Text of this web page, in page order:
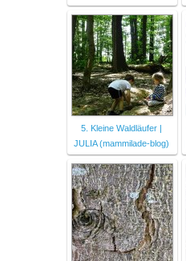
5. Kleine Waldläufer |
JULIA (mammilade-blog)